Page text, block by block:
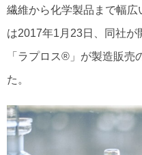
繊維から化学製品まで幅
は2017年1月23日、同社
「ラプロス®」が製造販売
た。